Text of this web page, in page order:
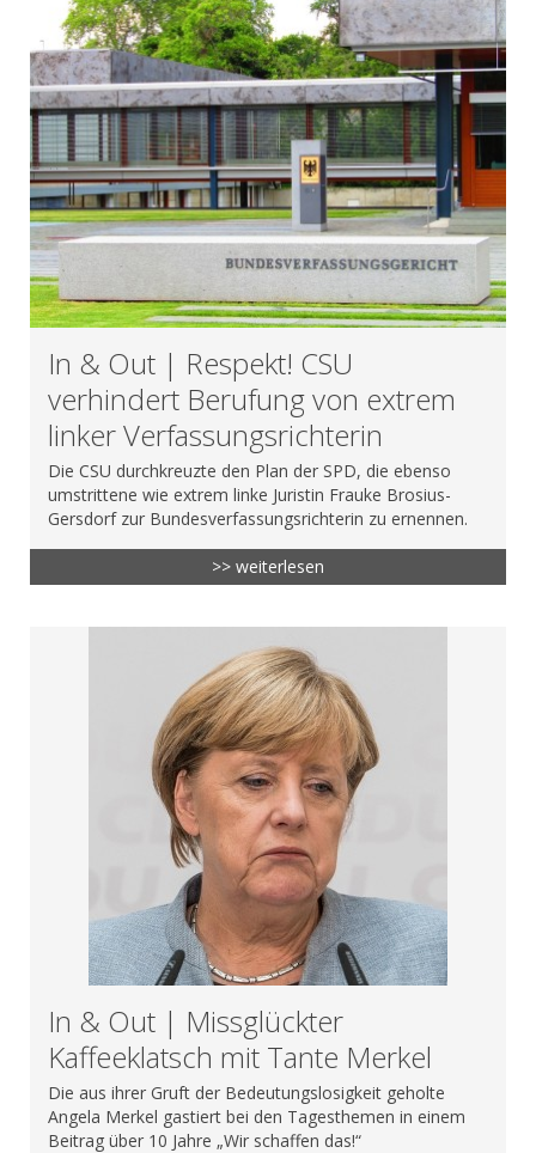
In & Out | Respekt! CSU
verhindert Berufung von extrem
linker Verfassungsrichterin
Die CSU durchkreuzte den Plan der SPD, die ebenso
umstrittene wie extrem linke Juristin Frauke Brosius-
Gersdorf zur Bundesverfassungsrichterin zu ernennen.
>> weiterlesen
In & Out | Missglückter
Kaffeeklatsch mit Tante Merkel
Die aus ihrer Gruft der Bedeutungslosigkeit geholte
Angela Merkel gastiert bei den Tagesthemen in einem
Beitrag über 10 Jahre „Wir schaffen das!“